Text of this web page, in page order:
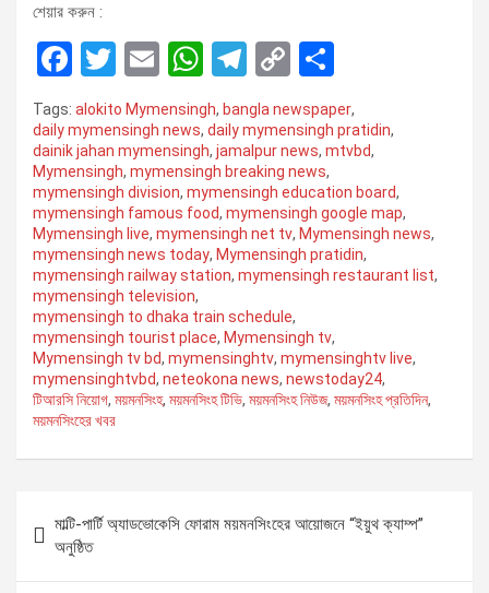
শেয়ার করুন :
F
a
ce
b
o
o
k
T
wi
tt
er
E
m
ail
W
h
at
s
A
p
p
T
el
e
gr
a
m
C
py
Li
n
k
ar
e
Tags: alokito Mymensingh, bangla newspaper,
daily mymensingh news, daily mymensingh pratidin,
dainik jahan mymensingh, jamalpur news, mtvbd,
Mymensingh, mymensingh breaking news,
mymensingh division, mymensingh education board,
mymensingh famous food, mymensingh google map,
Mymensingh live, mymensingh net tv, Mymensingh news,
mymensingh news today, Mymensingh pratidin,
mymensingh railway station, mymensingh restaurant list,
mymensingh television,
mymensingh to dhaka train schedule,
mymensingh tourist place, Mymensingh tv,
Mymensingh tv bd, mymensinghtv, mymensinghtv live,
mymensinghtvbd, neteokona news, newstoday24,
টিআরসি নিয়োগ, ময়মনসিংহ, ময়মনসিংহ টিভি, ময়মনসিংহ নিউজ, ময়মনসিংহ প্রতিদিন,
ময়মনসিংহের খবর
s
মাল্টি-পার্টি অ্যাডভোকেসি ফোরাম ময়মনসিংহের আয়োজনে “ইয়ুথ ক্যাম্প”
অনুষ্ঠিত